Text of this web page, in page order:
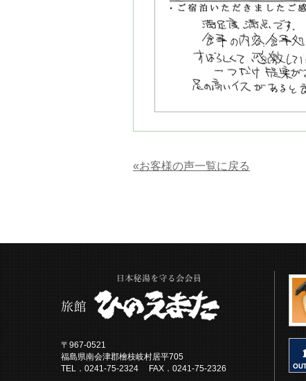
«お客様の声一覧に戻る
〒967-0521
福島県南会津郡檜枝岐村居平705
TEL．0241-75-2324 FAX．0241-75-2326